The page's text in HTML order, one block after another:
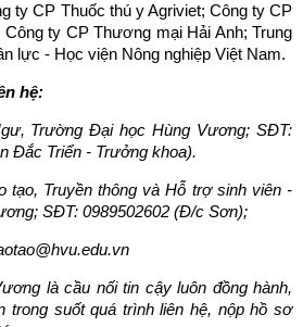
ty CP Thuốc thú y Agriviet; Công ty CP
ty CP Thương mại Hải Anh; Trung
lực - Học viện Nông nghiệp Việt Nam.
hệ:
Trường Đại học Hùng Vương; SĐT:
Đắc Triển - Trưởng khoa).
tạo, Truyền thông và Hỗ trợ sinh viên -
SĐT: 0989502602 (Đ/c Sơn);
là cầu nối tin cậy luôn đồng hành,
trong suốt quá trình liên hệ, nộp hồ sơ